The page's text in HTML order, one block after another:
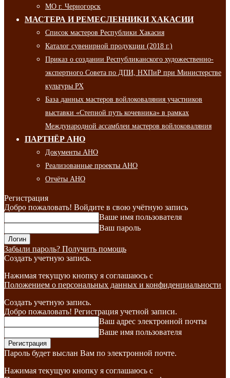
МО г. Черногорск
МАСТЕРА И РЕМЕСЛЕННИКИ ХАКАСИИ
Список мастеров Республики Хакасия
Каталог сувенирной продукции (2018 г.)
Приказ о создании Республиканского художественно-
экспертного Совета по ДПИ, НХПиР при Министерстве
культуры РХ
База данных мастеров войлоковаляния участников
выставки «Степной путь кочевника» в рамках
Международной ассамблеи мастеров войлоковаляния
ПАРТНЁР АНО
Документы АНО
Реализованные проекты АНО
Отчёты АНО
Регистрация
Добро пожаловать! Войдите в свою учётную запись
Ваше имя пользователя
Ваш пароль
Забыли пароль? Получить помощь
Создать учетную запись.
Нажимая текущую кнопку я соглашаюсь с
Положением о персональных данных и конфиденциальности
Создать учетную запись.
Добро пожаловать! Регистрация учетной записи.
Ваш адрес электронной почты
Ваше имя пользователя
Пароль будет выслан Вам по электронной почте.
Нажимая текущую кнопку я соглашаюсь с